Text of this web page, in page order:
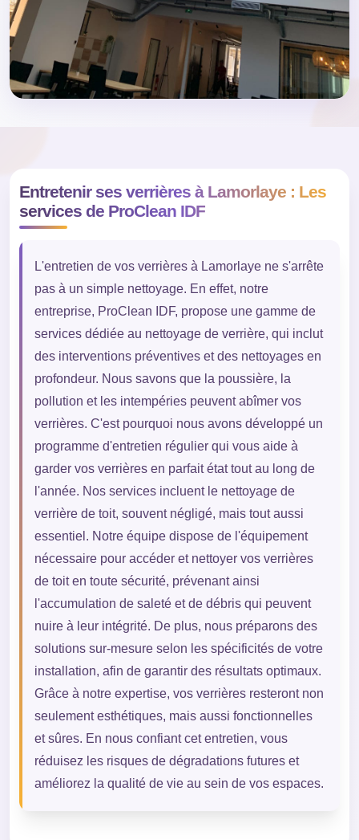
Entretenir ses verrières à Lamorlaye : Les
services de ProClean IDF
L'entretien de vos verrières à Lamorlaye ne s'arrête
pas à un simple nettoyage. En effet, notre
entreprise, ProClean IDF, propose une gamme de
services dédiée au nettoyage de verrière, qui inclut
des interventions préventives et des nettoyages en
profondeur. Nous savons que la poussière, la
pollution et les intempéries peuvent abîmer vos
verrières. C'est pourquoi nous avons développé un
programme d'entretien régulier qui vous aide à
garder vos verrières en parfait état tout au long de
l'année. Nos services incluent le nettoyage de
verrière de toit, souvent négligé, mais tout aussi
essentiel. Notre équipe dispose de l'équipement
nécessaire pour accéder et nettoyer vos verrières
de toit en toute sécurité, prévenant ainsi
l'accumulation de saleté et de débris qui peuvent
nuire à leur intégrité. De plus, nous préparons des
solutions sur-mesure selon les spécificités de votre
installation, afin de garantir des résultats optimaux.
Grâce à notre expertise, vos verrières resteront non
seulement esthétiques, mais aussi fonctionnelles
et sûres. En nous confiant cet entretien, vous
réduisez les risques de dégradations futures et
améliorez la qualité de vie au sein de vos espaces.